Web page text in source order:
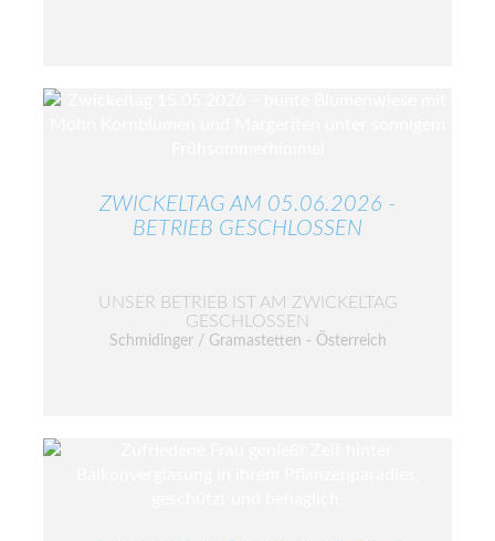
ZWICKELTAG AM 05.06.2026 -
BETRIEB GESCHLOSSEN
UNSER BETRIEB IST AM ZWICKELTAG
GESCHLOSSEN
Schmidinger / Gramastetten - Österreich